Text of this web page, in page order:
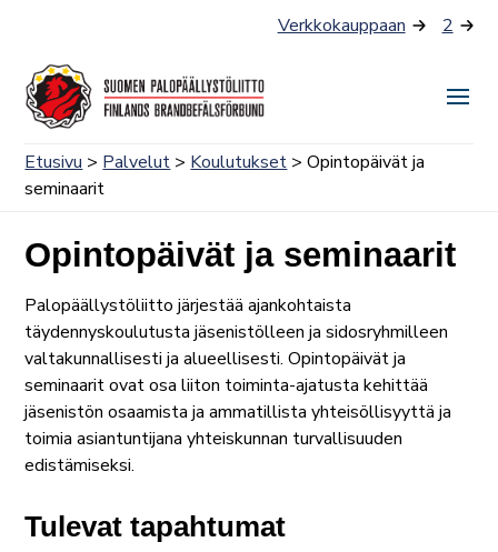
Verkkokauppaan 2
Etusivu > Palvelut > Koulutukset > Opintopäivät ja
seminaarit
Opintopäivät ja seminaarit
Palopäällystöliitto järjestää ajankohtaista
täydennyskoulutusta jäsenistölleen ja sidosryhmilleen
valtakunnallisesti ja alueellisesti. Opintopäivät ja
seminaarit ovat osa liiton toiminta-ajatusta kehittää
jäsenistön osaamista ja ammatillista yhteisöllisyyttä ja
toimia asiantuntijana yhteiskunnan turvallisuuden
edistämiseksi.
Tulevat tapahtumat